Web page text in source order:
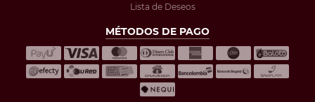
Lista de Deseos
MÉTODOS DE PAGO